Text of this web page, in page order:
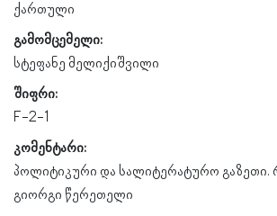
ქართული
გამომცემელი:
სტეფანე მელიქიშვილი
შიფრი:
F-2-1
კომენტარი:
პოლიტიკური და სალიტერატურო გაზეთი.
გიორგი წერეთელი